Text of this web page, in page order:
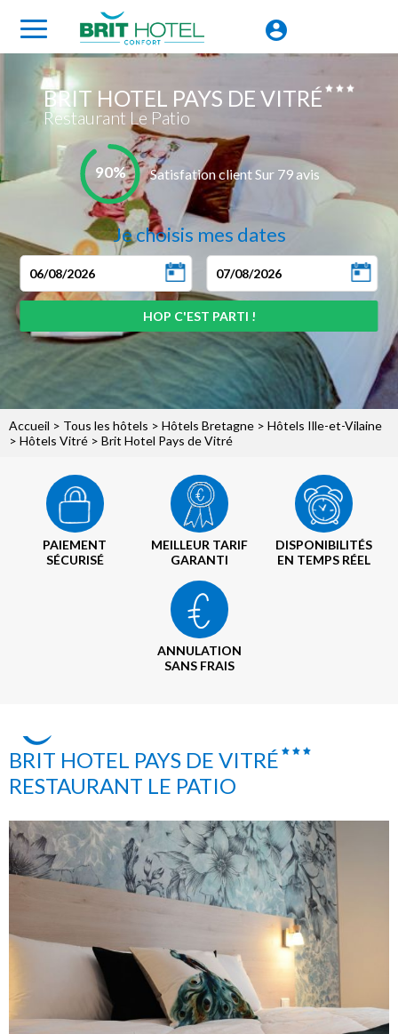
BRIT HOTEL PAYS DE VITRÉ
Restaurant Le Patio
90% Satisfation client Sur 79 avis
Je choisis mes dates
Accueil > Tous les hôtels > Hôtels Bretagne > Hôtels Ille-et-Vilaine
> Hôtels Vitré > Brit Hotel Pays de Vitré
PAIEMENT
SÉCURISÉ
MEILLEUR TARIF
GARANTI
DISPONIBILITÉS
EN TEMPS RÉEL
ANNULATION
SANS FRAIS
BRIT HOTEL PAYS DE VITRÉ
RESTAURANT LE PATIO